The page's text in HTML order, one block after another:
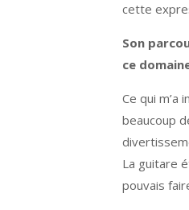
cette
Son
ce
Ce qui m’a
beaucoup
La guitare
pouvais